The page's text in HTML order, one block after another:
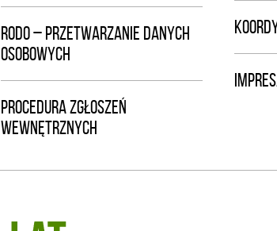
RODO – PRZETWARZANIE DANYCH
OSOBOWYCH
PROCEDURA ZGŁOSZEŃ
WEWNĘTRZNYCH